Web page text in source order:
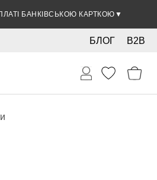
БАНКІВСЬКОЮ КАРТКОЮ ▼
B2B
БЛОГ